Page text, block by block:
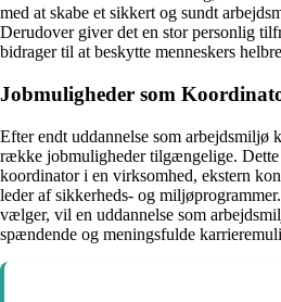
med at skabe et sikkert og sundt
Derudover giver det en stor personlig
bidrager til at beskytte menneskers
Jobmuligheder som
Efter endt uddannelse som arbejdsmiljø
række jobmuligheder tilgængelige.
koordinator i en virksomhed, ekstern
leder af sikkerheds- og
vælger, vil en uddannelse som
spændende og meningsfulde